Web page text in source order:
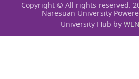
Copyright © All rights reserved.
Naresuan University
University Hub by